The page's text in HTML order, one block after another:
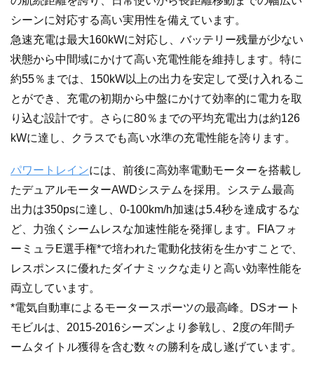
シーンに対応する高い実用性を備えています。
急速充電は最大160kWに対応し、バッテリー残量が少ない
状態から中間域にかけて高い充電性能を維持します。特に
約55％までは、150kW以上の出力を安定して受け入れるこ
とができ、充電の初期から中盤にかけて効率的に電力を取
り込む設計です。さらに80％までの平均充電出力は約126
kWに達し、クラスでも高い水準の充電性能を誇ります。
パワートレインには、前後に高効率電動モーターを搭載し
たデュアルモーターAWDシステムを採用。システム最高
出力は350psに達し、0-100km/h加速は5.4秒を達成するな
ど、力強くシームレスな加速性能を発揮します。FIAフォ
ーミュラE選手権*で培われた電動化技術を生かすことで、
レスポンスに優れたダイナミックな走りと高い効率性能を
両立しています。
*電気自動車によるモータースポーツの最高峰。DSオート
モビルは、2015-2016シーズンより参戦し、2度の年間チ
ームタイトル獲得を含む数々の勝利を成し遂げています。